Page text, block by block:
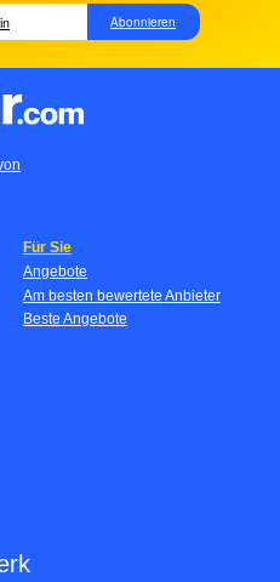
Abonnieren
Für Sie
Angebote
Am besten bewertete Anbieter
Beste Angebote